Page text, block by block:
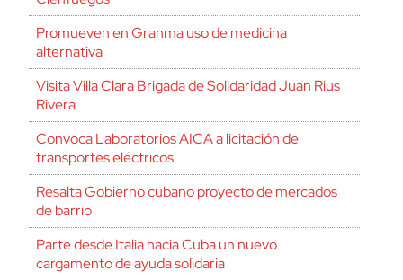
Promueven en Granma uso de medicina
alternativa
Visita Villa Clara Brigada de Solidaridad Juan Rius
Rivera
Convoca Laboratorios AICA a licitación de
transportes eléctricos
Resalta Gobierno cubano proyecto de mercados
de barrio
Parte desde Italia hacia Cuba un nuevo
cargamento de ayuda solidaria